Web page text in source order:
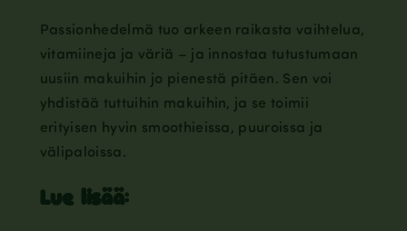
Passionhedelmä tuo arkeen raikasta vaihtelua,
vitamiineja ja väriä – ja innostaa tutustumaan
uusiin makuihin jo pienestä pitäen. Sen voi
yhdistää tuttuihin makuihin, ja se toimii
erityisen hyvin smoothieissa, puuroissa ja
välipaloissa.
Lue lisää: